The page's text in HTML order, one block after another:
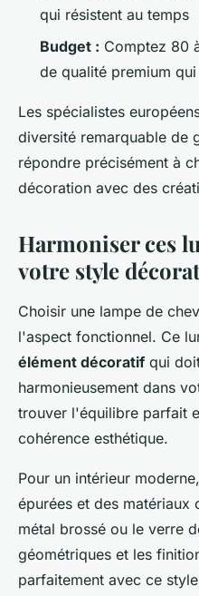
qui résistent au temps
Budget : Comptez 80
de qualité premium
Les spécialistes
diversité remarquable de
répondre précisément à
décoration avec des
Harmoniser ces
votre style
Choisir une lampe de
l'aspect fonctionnel. Ce
élément décoratif qui
harmonieusement dans
trouver l'équilibre parfait
cohérence esthétique.
Pour un intérieur
épurées et des matériaux
métal brossé ou le verre
géométriques et les
parfaitement avec ce